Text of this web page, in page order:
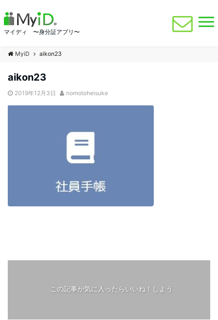
マイディ 〜身分証アプリ〜
MyiD aikon23
aikon23
2019年12月3日 nomotoheisuke
この記事が気に入ったらいいね！しよう